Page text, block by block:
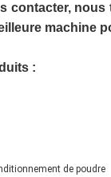
contacter, nous
machine
:
de poudre